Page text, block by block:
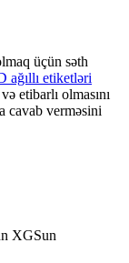
üçün səth
ağıllı etiketləri
etibarlı olmasını
cavab verməsini